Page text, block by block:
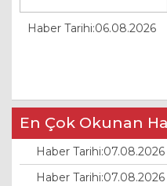
Haber Tarihi:06.08.2026
En Çok Okunan
Haber Tarihi:07.08.2026
Haber Tarihi:07.08.2026